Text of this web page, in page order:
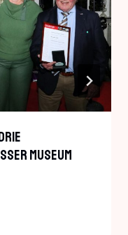
Museum